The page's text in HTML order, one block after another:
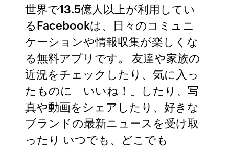
世界で13.5億人以上が利用してい
るFacebookは、日々のコミュニ
ケーションや情報収集が楽しくな
る無料アプリです。 友達や家族の
近況をチェックしたり、気に入っ
たものに「いいね！」したり、写
真や動画をシェアしたり、好きな
ブランドの最新ニュースを受け取
ったり いつでも、どこでも